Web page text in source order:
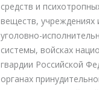
средств и
веществ, учреждениях
уголовно-
системы, войсках
гвардии Российской
органах